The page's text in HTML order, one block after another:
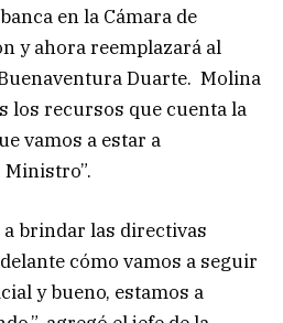
en la Cámara de
y ahora reemplazará al
Duarte. Molina
los recursos que cuenta la
vamos a estar a
a brindar las directivas
cómo vamos a seguir
y bueno, estamos a